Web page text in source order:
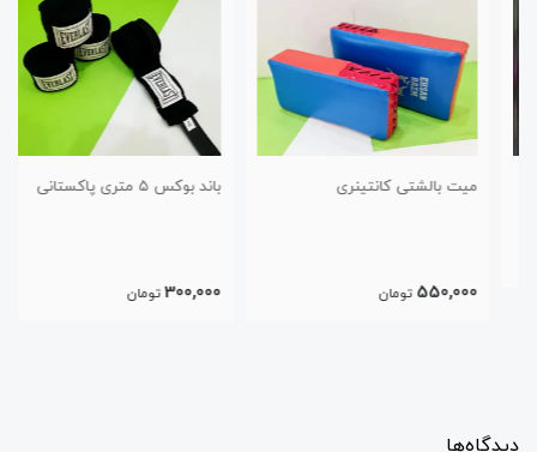
میت بالشتی کانتینری
550,000 تومان
باند بوکس ۵ متری پاکستانی
300,000 تومان
دیدگاه‌ها